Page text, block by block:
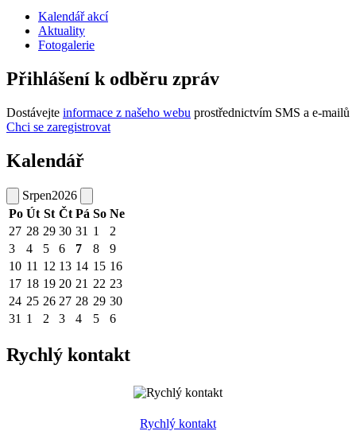
Kalendář akcí
Aktuality
Fotogalerie
Přihlášení k odběru zpráv
Dostávejte informace z našeho webu prostřednictvím SMS a e-mailů
Chci se zaregistrovat
Kalendář
Srpen2026
Po Út St Čt Pá So Ne
27 28 29 30 31 1
2
3
4 5 6 7 8
9
10 11 12 13 14 15 16
17 18 19 20 21 22 23
24 25 26 27 28 29 30
31 1 2 3 4 5 6
Rychlý kontakt
Rychlý kontakt